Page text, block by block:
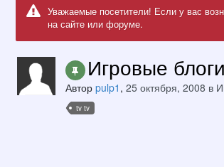
Уважаемые посетители! Если у вас
на сайте или форуме.
Игровые блоги
Автор pulp1 , 25 октября, 2008 в
tv tv